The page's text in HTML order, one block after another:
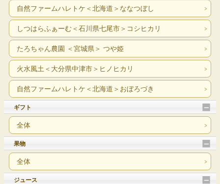
自然ファームハレトケ＜北海道＞ななつぼし
しつはらふぁーむ＜石川県七尾市＞コシヒカリ
たろちゃん農園 ＜宮城県＞ つや姫
火水風土＜大分県中津市＞ヒノヒカリ
自然ファームハレトケ＜北海道＞おぼろづき
ギフト
全体
果物
全体
ジュース